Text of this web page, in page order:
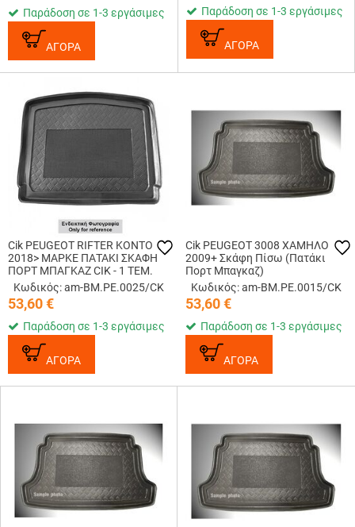
Παράδοση σε 1-3 εργάσιμες
ΑΓΟΡΑ
Παράδοση σε 1-3 εργάσιμες
ΑΓΟΡΑ
Cik PEUGEOT RIFTER ΚΟΝΤΟ
2018> ΜΑΡΚΕ ΠΑΤΑΚΙ ΣΚΑΦΗ
ΠΟΡΤ ΜΠΑΓΚΑΖ CIK - 1 ΤΕΜ.
Κωδικός: am-BM.PE.0025/CK
53,60€
Παράδοση σε 1-3 εργάσιμες
ΑΓΟΡΑ
Cik PEUGEOT 3008 ΧΑΜΗΛΟ
2009+ Σκάφη Πίσω (Πατάκι
Πορτ Μπαγκαζ)
Κωδικός: am-BM.PE.0015/CK
53,60€
Παράδοση σε 1-3 εργάσιμες
ΑΓΟΡΑ